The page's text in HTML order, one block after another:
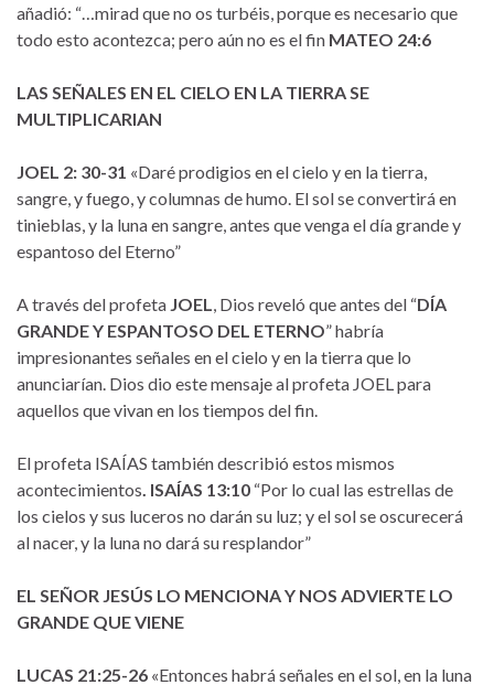
añadió: “…mirad que no os turbéis, porque es necesario que
todo esto acontezca; pero aún no es el fin MATEO 24:6
LAS SEÑALES EN EL CIELO EN LA TIERRA SE
MULTIPLICARIAN
JOEL 2: 30-31 «Daré prodigios en el cielo y en la tierra,
sangre, y fuego, y columnas de humo. El sol se convertirá en
tinieblas, y la luna en sangre, antes que venga el día grande y
espantoso del Eterno”
A través del profeta JOEL , Dios reveló que antes del “DÍA
GRANDE Y ESPANTOSO DEL ETERNO” habría
impresionantes señales en el cielo y en la tierra que lo
anunciarían. Dios dio este mensaje al profeta JOEL para
aquellos que vivan en los tiempos del fin.
El profeta ISAÍAS también describió estos mismos
acontecimientos . ISAÍAS 13:10 “Por lo cual las estrellas de
los cielos y sus luceros no darán su luz; y el sol se oscurecerá
al nacer, y la luna no dará su resplandor”
EL SEÑOR JESÚS LO MENCIONA Y NOS ADVIERTE LO
GRANDE QUE VIENE
LUCAS 21:25-26 «Entonces habrá señales en el sol, en la luna